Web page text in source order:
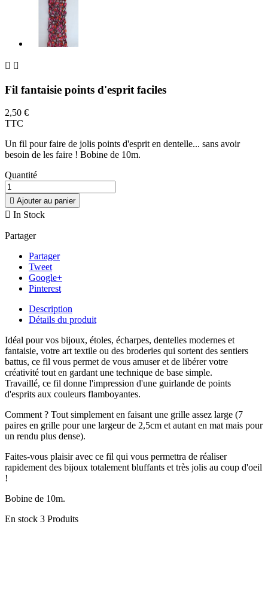
 
Fil fantaisie points d'esprit faciles
2,50 €
TTC
Un fil pour faire de jolis points d'esprit en dentelle... sans avoir
besoin de les faire ! Bobine de 10m.
Quantité
 Ajouter au panier
 In Stock
Partager
Partager
Tweet
Google+
Pinterest
Description
Détails du produit
Idéal pour vos bijoux, étoles, écharpes, dentelles modernes et
fantaisie, votre art textile ou des broderies qui sortent des sentiers
battus, ce fil vous permet de vous amuser et de libérer votre
créativité tout en gardant une technique de base simple.
Travaillé, ce fil donne l'impression d'une guirlande de points
d'esprits aux couleurs flamboyantes.
Comment ? Tout simplement en faisant une grille assez large (7
paires en grille pour une largeur de 2,5cm et autant en mat mais pour
un rendu plus dense).
Faites-vous plaisir avec ce fil qui vous permettra de réaliser
rapidement des bijoux totalement bluffants et très jolis au coup d'oeil
!
Bobine de 10m.
En stock 3 Produits